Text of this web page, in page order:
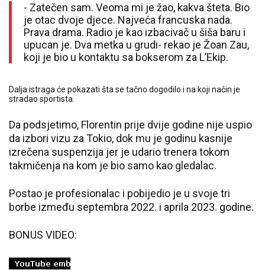
- Zatečen sam. Veoma mi je žao, kakva šteta. Bio
je otac dvoje djece. Najveća francuska nada.
Prava drama. Radio je kao izbacivač u šiša baru i
upucan je. Dva metka u grudi- rekao je Žoan Zau,
koji je bio u kontaktu sa bokserom za L’Ekip.
Dalja istraga će pokazati šta se tačno dogodilo i na koji način je
stradao sportista.
Da podsjetimo, Florentin prije dvije godine nije uspio
da izbori vizu za Tokio, dok mu je godinu kasnije
izrečena suspenzija jer je udario trenera tokom
takmičenja na kom je bio samo kao gledalac.
Postao je profesionalac i pobijedio je u svoje tri
borbe između septembra 2022. i aprila 2023. godine.
BONUS VIDEO: